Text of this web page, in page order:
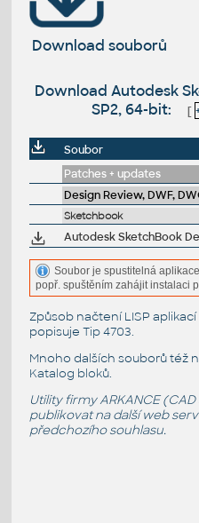
Download souborů
Download Autodesk
SP2, 64-bit:
[
Soubor
Patches + updates
Sketchbook
Soubor je spustitelná
popř. spuštěním zahájit instalaci
Způsob načtení LISP
popisuje Tip 4703.
Mnoho dalších souborů též
Katalog bloků.
Utility firmy ARKANCE
publikovat na další web
předchozího souhlasu.